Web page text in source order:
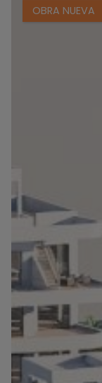
OBRA NUEVA